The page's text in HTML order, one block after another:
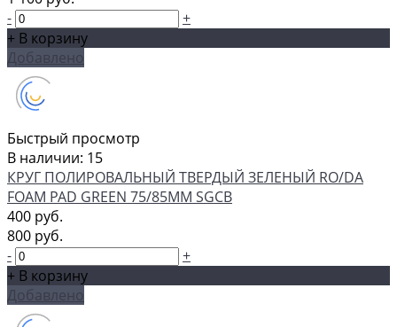
-
+
+ В корзину
Добавлено
Быстрый просмотр
В наличии: 15
КРУГ ПОЛИРОВАЛЬНЫЙ ТВЕРДЫЙ ЗЕЛЕНЫЙ RO/DA
FOAM PAD GREEN 75/85ММ SGCB
400 руб.
800 руб.
-
+
+ В корзину
Добавлено